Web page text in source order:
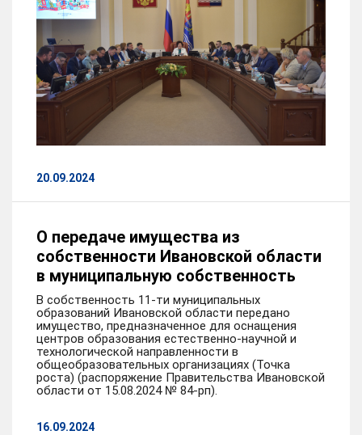
20.09.2024
О передаче имущества из
собственности Ивановской области
в муниципальную собственность
В собственность 11-ти муниципальных
образований Ивановской области передано
имущество, предназначенное для оснащения
центров образования естественно-научной и
технологической направленности в
общеобразовательных организациях (Точка
роста) (распоряжение Правительства Ивановской
области от 15.08.2024 № 84-рп).
16.09.2024